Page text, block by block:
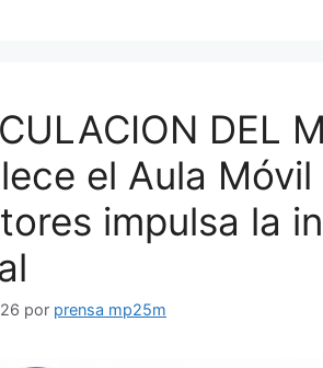
DEL
el Aula
impulsa la
por prensa mp25m